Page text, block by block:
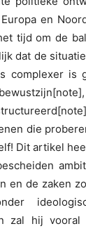
en
tijd om de
dat de
complexer is
die
Dit artikel
en de zaken
zal hij vooral